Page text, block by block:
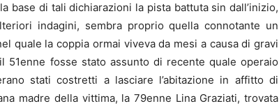
base di tali dichiarazioni la pista battuta sin dall’inizio,
indagini, sembra proprio quella connotante un
quale la coppia ormai viveva da mesi a causa di gravi
51enne fosse stato assunto di recente quale operaio
stati costretti a lasciare l’abitazione in affitto di
madre della vittima, la 79enne Lina Graziati, trovata